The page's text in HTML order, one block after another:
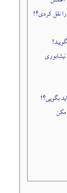
نقل کردی؟!
بگویی؟!
مکن